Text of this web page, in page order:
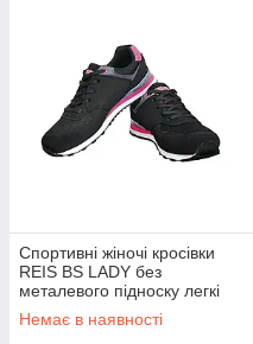
Спортивні жіночі кросівки
REIS BS LADY без
металевого підноску легкі
Немає в наявності